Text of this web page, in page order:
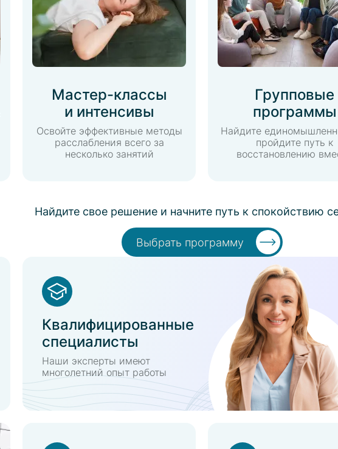
Мастер-классы
и интенсивы
Освойте эффективные методы
расслабления всего за
несколько занятий
Групповые
программы
Найдите
пройдите путь к
восстановлению
Найдите свое решение и начните путь к спокойствию
Выбрать программу
Квалифицированные
специалисты
Наши эксперты имеют
многолетний опыт работы